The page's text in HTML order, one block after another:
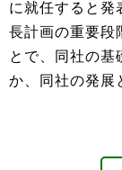
に就任すると発
長計画の重要段
とで、同社の基
か、同社の発展